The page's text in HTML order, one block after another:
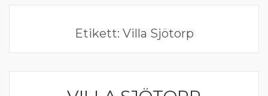
Etikett: Villa Sjötorp